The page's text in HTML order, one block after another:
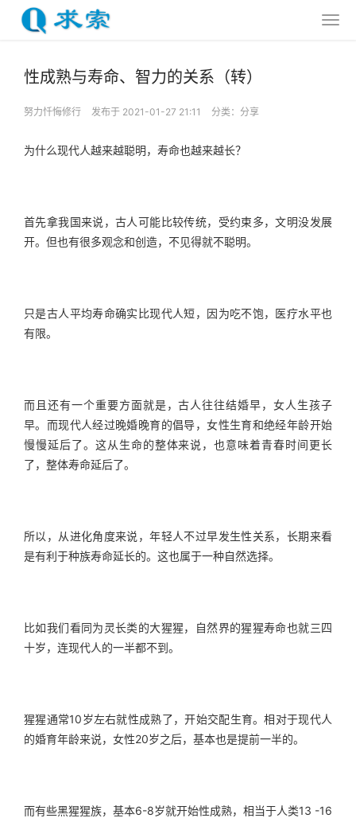
性成熟与寿命、智力的关系（转）
努力忏悔修行 发布于 2021-01-27 21:11 分类： 分享
为什么现代人越来越聪明，寿命也越来越长？
首先拿我国来说，古人可能比较传统，受约束多，文明没发展
开。但也有很多观念和创造，不见得就不聪明。
只是古人平均寿命确实比现代人短，因为吃不饱，医疗水平也
有限。
而且还有一个重要方面就是，古人往往结婚早，女人生孩子
早。而现代人经过晚婚晚育的倡导，女性生育和绝经年龄开始
慢慢延后了。这从生命的整体来说，也意味着青春时间更长
了，整体寿命延后了。
所以，从进化角度来说，年轻人不过早发生性关系，长期来看
是有利于种族寿命延长的。这也属于一种自然选择。
比如我们看同为灵长类的大猩猩，自然界的猩猩寿命也就三四
十岁，连现代人的一半都不到。
猩猩通常10岁左右就性成熟了，开始交配生育。相对于现代人
的婚育年龄来说，女性20岁之后，基本也是提前一半的。
而有些黑猩猩族，基本6-8岁就开始性成熟，相当于人类13 -16